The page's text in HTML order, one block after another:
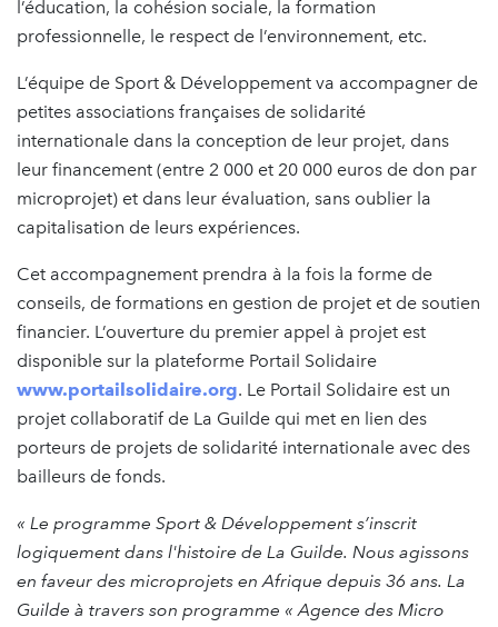
l’éducation, la cohésion sociale, la formation
professionnelle, le respect de l’environnement, etc.
L’équipe de Sport & Développement va accompagner de
petites associations françaises de solidarité
internationale dans la conception de leur projet, dans
leur financement (entre 2 000 et 20 000 euros de don par
microprojet) et dans leur évaluation, sans oublier la
capitalisation de leurs expériences.
Cet accompagnement prendra à la fois la forme de
conseils, de formations en gestion de projet et de soutien
financier. L’ouverture du premier appel à projet est
disponible sur la plateforme Portail Solidaire
www.portailsolidaire.org. Le Portail Solidaire est un
projet collaboratif de La Guilde qui met en lien des
porteurs de projets de solidarité internationale avec des
bailleurs de fonds.
« Le programme Sport & Développement s’inscrit
logiquement dans l'histoire de La Guilde. Nous agissons
en faveur des microprojets en Afrique depuis 36 ans. La
Guilde à travers son programme « Agence des Micro